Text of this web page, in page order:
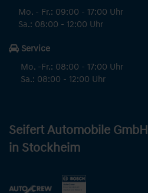
Mo. - Fr.: 09:00 - 17:00 Uhr
Sa.: 08:00 - 12:00 Uhr
Service
Mo. -Fr.: 08:00 - 17:00 Uhr
Sa.: 08:00 - 12:00 Uhr
Seifert Automobile GmbH
in Stockheim